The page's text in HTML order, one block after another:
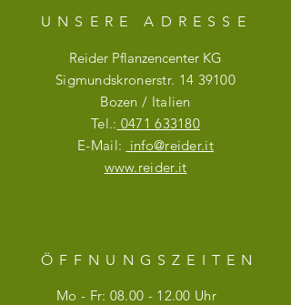
UNSERE ADRESSE
Reider Pflanzencenter KG
Sigmundskronerstr. 14 39100
Bozen / Italien
Tel.: 0471 633180
E-Mail: info@reider.it
www.reider.it
ÖFFNUNGSZEITE N
Mo - Fr: 08.00 - 12.00 Uhr